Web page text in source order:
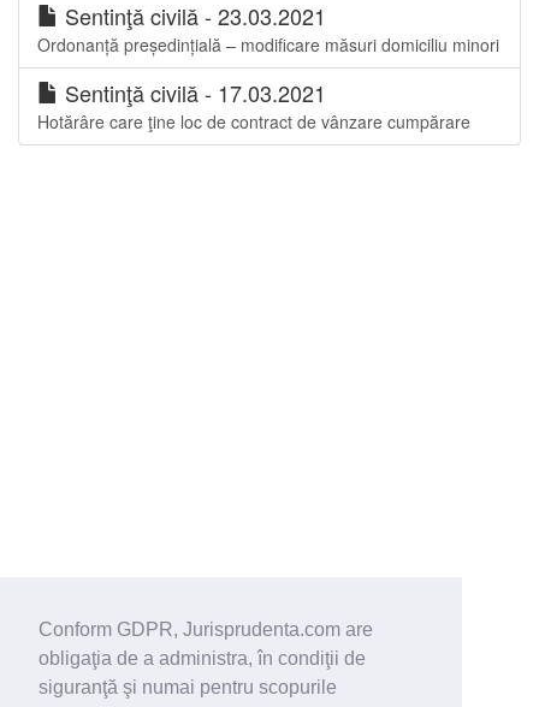
Conform GDPR, Jurisprudenta.com are
obligaţia de a administra, în condiţii de
siguranţă şi numai pentru scopurile
Sentinţă civilă - 23.03.2021
Ordonanță președințială – modificare măsuri domiciliu minori
Sentinţă civilă - 17.03.2021
Hotărâre care ţine loc de contract de vânzare cumpărare